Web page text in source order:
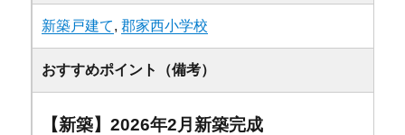
新築戸建て,郡家西小学校
おすすめポイント（備考）
【新築】2026年2月新築完成